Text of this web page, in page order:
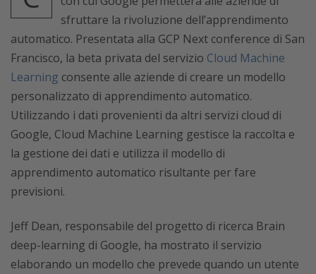
sfruttare la rivoluzione dell’apprendimento
automatico. Presentata alla GCP Next conference di San
Francisco, la beta privata del servizio Cloud Machine
Learning consente alle aziende di creare un modello
personalizzato di apprendimento automatico.
Utilizzando i dati provenienti da altri servizi cloud di
Google, Cloud Machine Learning gestisce la raccolta e
la gestione dei dati e utilizza il modello di
apprendimento automatico risultante per fare
previsioni.
Jeff Dean, responsabile del progetto di ricerca Brain
deep-learning di Google, ha mostrato il servizio
elaborando un modello che prevede quando un utente